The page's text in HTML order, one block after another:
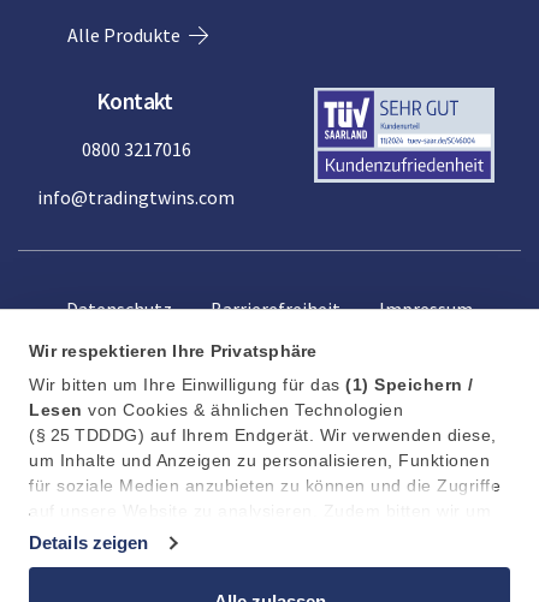
Wir respektieren Ihre Privatsphäre
Wir bitten um Ihre Einwilligung für das (1) Speichern /
Lesen von Cookies & ähnlichen Technologien
(§ 25 TDDDG) auf Ihrem Endgerät. Wir verwenden diese,
um Inhalte und Anzeigen zu personalisieren, Funktionen
für soziale Medien anzubieten zu können und die Zugriffe
auf unsere Website zu analysieren. Zudem bitten wir um
Ihre Einwilligung in die anschließende
Details zeigen
Alle Produkte
Kontakt
0800 3217016
info@tradingtwins.com
Datenschutz Barrierefreiheit Impressum